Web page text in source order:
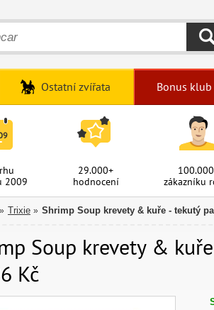
Ostatní zvířata Bonus klub
2009
29.000+
hodnocení
zákazníku
» Trixie » Shrimp Soup krevety & kuře - tekutý
Soup krevety &
Kč